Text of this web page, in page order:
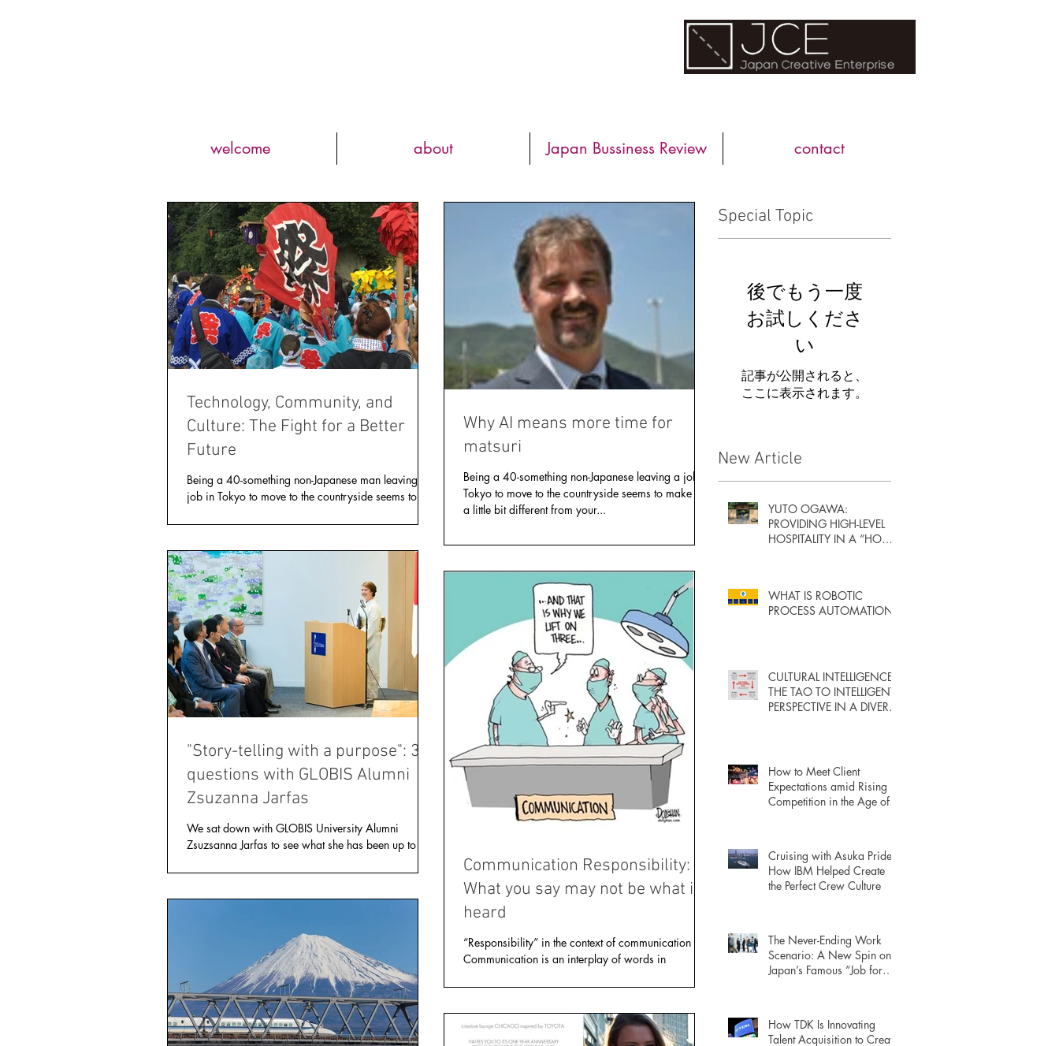
welcome about Japan Bussiness Review contact
Technology, Community, and
Culture: The Fight for a Better
Future
Being a 40-something non-Japanese man leaving a
job in Tokyo to move to the countryside seems to
Why AI means more time for
matsuri
Being a 40-something non-Japanese leaving a job in
Tokyo to move to the countryside seems to make me
a little bit different from your...
"Story-telling with a purpose": 3
questions with GLOBIS Alumni
Zsuzanna Jarfas
We sat down with GLOBIS University Alumni
Zsuzsanna Jarfas to see what she has been up to
Communication Responsibility:
What you say may not be what is
heard
“Responsibility” in the context of communication
Communication is an interplay of words in
Special Topic
後でもう一度
お試しくださ
い
記事が公開されると、
ここに表示されます。
New Article
YUTO OGAWA:
PROVIDING HIGH-LEVEL
HOSPITALITY IN A “HOME
WHAT IS ROBOTIC
PROCESS AUTOMATION?
CULTURAL INTELLIGENCE:
THE TAO TO INTELLIGENT
PERSPECTIVE IN A DIVERSE
How to Meet Client
Expectations amid Rising
Competition in the Age of
Cruising with Asuka Pride:
How IBM Helped Create
the Perfect Crew Culture
The Never-Ending Work
Scenario: A New Spin on
Japan’s Famous “Job for
How TDK Is Innovating
Talent Acquisition to Create